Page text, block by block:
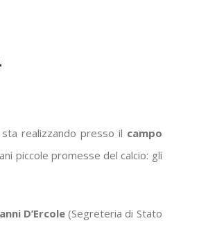
realizzando presso il campo
piccole promesse del calcio: gli
D’Ercole(Segreteria di Stato